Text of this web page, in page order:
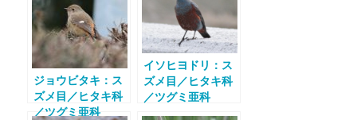
ジョウビタキ：ス
ズメ目／ヒタキ科
／ツグミ亜科
イソヒヨドリ：ス
ズメ目／ヒタキ科
／ツグミ亜科